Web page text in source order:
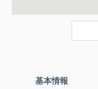
基本情報